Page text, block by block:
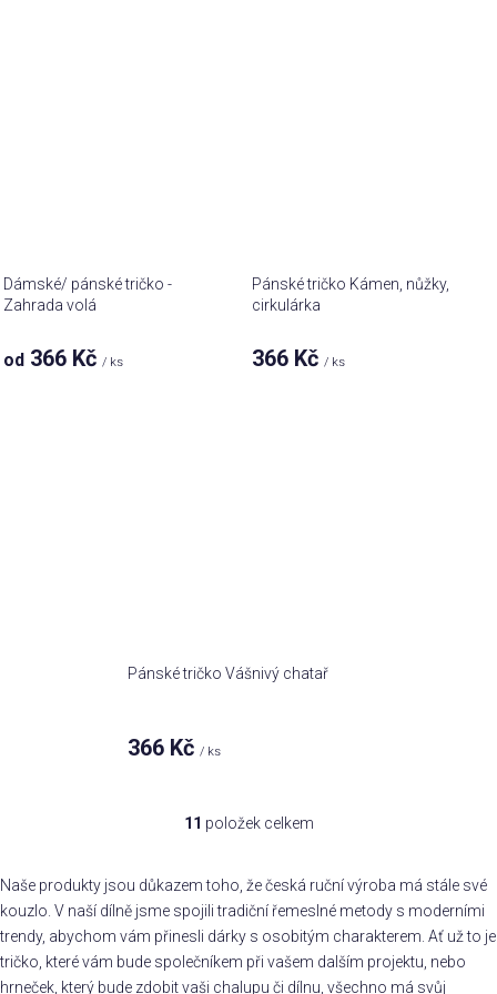
Dámské/ pánské tričko -
Zahrada volá
od 366 Kč/ ks
Pánské tričko Kámen, nůžky,
cirkulárka
366 Kč/ ks
Pánské tričko Vášnivý chatař
366 Kč / ks
O
l
á
d
a
c
11 položek celkem
Naše produkty jsou důkazem toho, že česká ruční výroba má stále své
kouzlo. V naší dílně jsme spojili tradiční řemeslné metody s moderními
trendy, abychom vám přinesli dárky s osobitým charakterem. Ať už to je
tričko, které vám bude společníkem při vašem dalším projektu, nebo
hrneček, který bude zdobit vaši chalupu či dílnu, všechno má svůj